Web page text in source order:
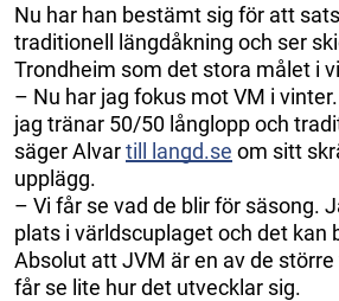
Nu har han bestämt sig för att
traditionell längdåkning och ser
Trondheim som det stora målet i
– Nu har jag fokus mot VM i
jag tränar 50/50 långlopp och
säger Alvartill langd.se om sitt
upplägg.
– Vi får se vad de blir för säsong.
plats i världscuplaget och det kan
Absolut att JVM är en av de
får se lite hur det utvecklar sig.